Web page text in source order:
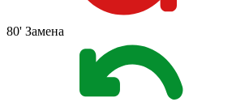
80' Замена